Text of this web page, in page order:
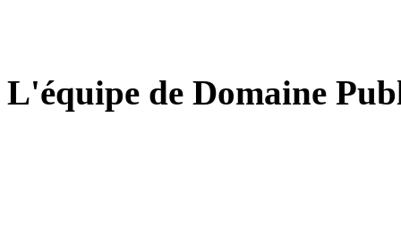
L'équipe de Domaine